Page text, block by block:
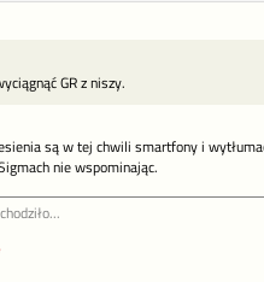
GR z niszy.
są w tej chwili smartfony i
nie wspominając.